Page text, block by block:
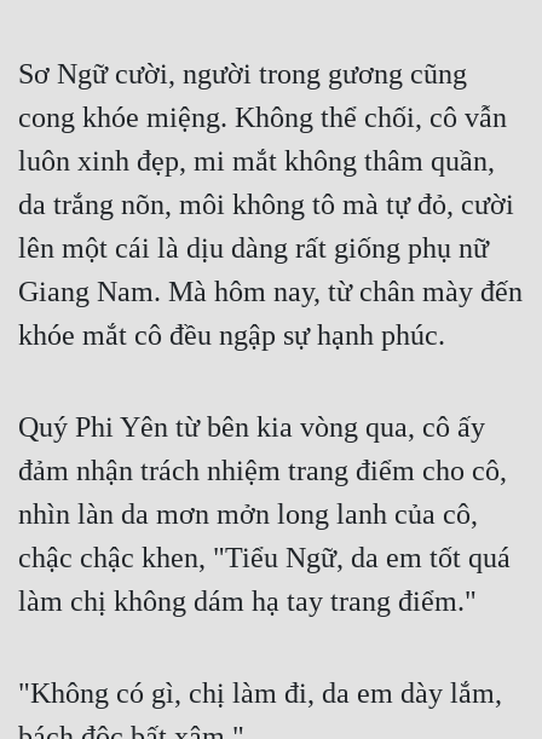
Sơ Ngữ cười, người trong gương cũng
cong khóe miệng. Không thể chối, cô vẫn
luôn xinh đẹp, mi mắt không thâm quần,
da trắng nõn, môi không tô mà tự đỏ, cười
lên một cái là dịu dàng rất giống phụ nữ
Giang Nam. Mà hôm nay, từ chân mày đến
khóe mắt cô đều ngập sự hạnh phúc.
Quý Phi Yên từ bên kia vòng qua, cô ấy
đảm nhận trách nhiệm trang điểm cho cô,
nhìn làn da mơn mởn long lanh của cô,
chậc chậc khen, "Tiểu Ngữ, da em tốt quá
làm chị không dám hạ tay trang điểm."
"Không có gì, chị làm đi, da em dày lắm,